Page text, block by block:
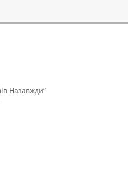
Назавжди”